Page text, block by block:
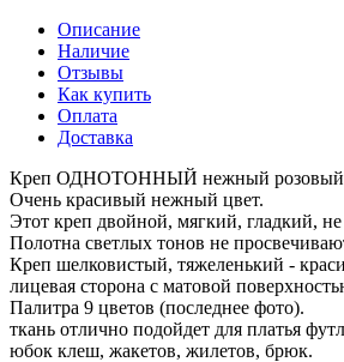
Описание
Наличие
Отзывы
Как купить
Оплата
Доставка
Креп ОДНОТОННЫЙ нежный
Очень красивый нежный цвет.
Этот креп двойной, мягкий, гладкий,
Полотна светлых тонов не
Креп шелковистый, тяжеленький -
лицевая сторона с матовой
Палитра 9 цветов (последнее фото).
ткань отлично подойдет для платья
юбок клеш, жакетов, жилетов, брюк.